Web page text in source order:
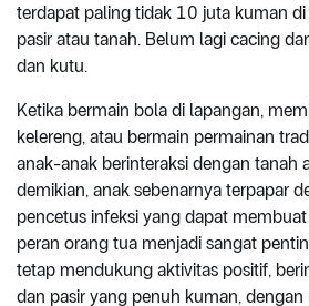
terdapat paling tidak 10 juta kuman
pasir atau tanah. Belum lagi cacing
dan kutu.
Ketika bermain bola di lapangan,
kelereng, atau bermain permainan
anak-anak berinteraksi dengan tanah
demikian, anak sebenarnya terpapar
pencetus infeksi yang dapat
peran orang tua menjadi sangat
tetap mendukung aktivitas positif,
dan pasir yang penuh kuman,